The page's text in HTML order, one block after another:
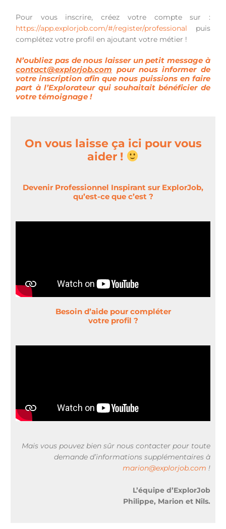
Pour vous inscrire, créez votre compte sur :
https://app.explorjob.com/#/register/professional puis
complétez votre profil en ajoutant votre métier !
N’oubliez pas de nous laisser un petit message à
contact@explorjob.com pour nous informer de
votre inscription afin que nous puissions en faire
part à l’Explorateur qui souhaitait bénéficier de
votre témoignage !
On vous laisse ça ici pour vous
aider !
Devenir Professionnel Inspirant sur ExplorJob,
qu’est-ce que c’est ?
Besoin d’aide pour compléter
votre profil ?
Mais vous pouvez bien sûr nous contacter pour toute
demande d’informations supplémentaires à
marion@explorjob.com !
L’équipe d’ExplorJob
Philippe, Marion et Nils.